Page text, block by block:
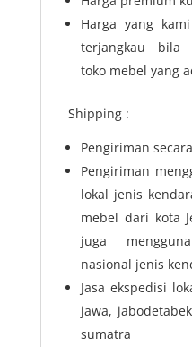
Harga yang
terjangkau bila
toko mebel yang
Shipping :
Pengiriman
Pengiriman
lokal jenis
mebel dari kota
juga
nasional jenis
Jasa ekspedisi
jawa,
sumatra